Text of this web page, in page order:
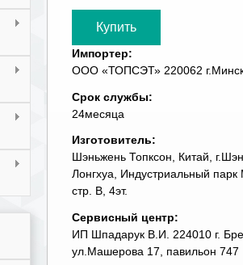
Импортер:
ООО «ТОПСЭТ» 220062
Срок службы:
24месяца
Изготовитель:
Шэньжень Топксон, Китай,
Лонгхуа, Индустриальный парк
стр. В, 4эт.
Сервисный центр:
ИП Шпадарук В.И. 224010 г.
ул.Машерова 17, павильон 747